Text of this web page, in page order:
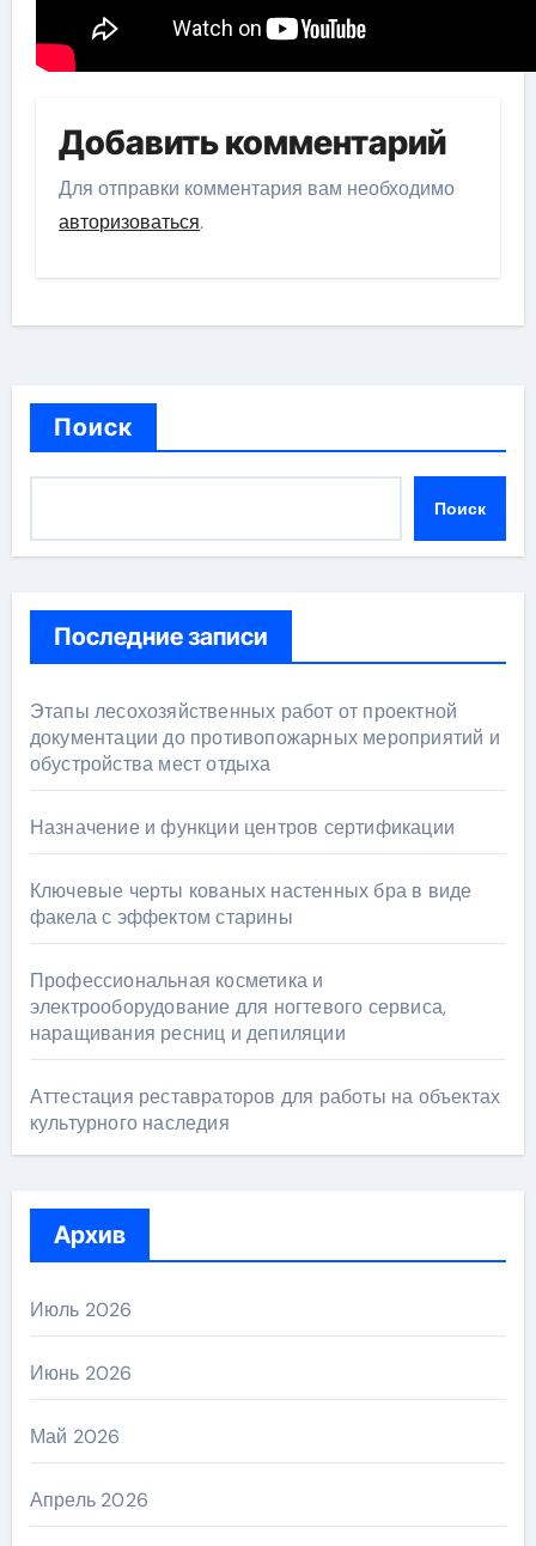
Добавить комментарий
Для отправки комментария вам необходимо
авторизоваться.
Поиск
Поиск
Последние записи
Этапы лесохозяйственных работ от проектной
документации до противопожарных мероприятий и
обустройства мест отдыха
Назначение и функции центров сертификации
Ключевые черты кованых настенных бра в виде
факела с эффектом старины
Профессиональная косметика и
электрооборудование для ногтевого сервиса,
наращивания ресниц и депиляции
Аттестация реставраторов для работы на объектах
культурного наследия
Архив
Июль 2026
Июнь 2026
Май 2026
Апрель 2026